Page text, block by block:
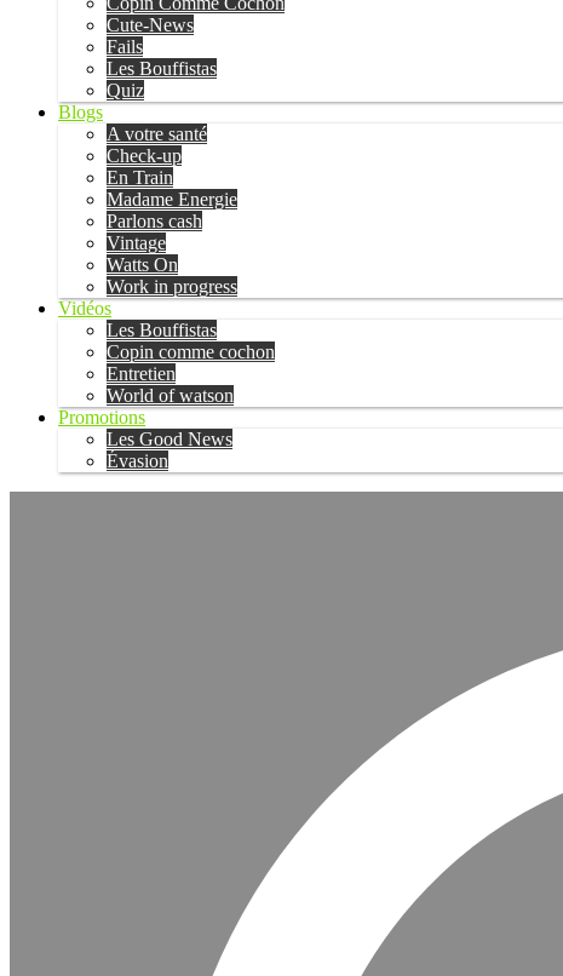
Cute-News
Fails
Les Bouffistas
Quiz
Blogs
A votre santé
Check-up
En Train
Madame Energie
Parlons cash
Vintage
Watts On
Work in progress
Vidéos
Les Bouffistas
Copin comme cochon
Entretien
World of watson
Promotions
Les Good News
Évasion